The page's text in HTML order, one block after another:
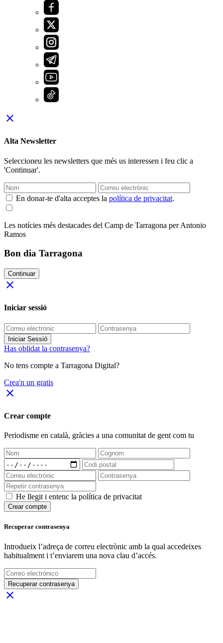
close
Alta Newsletter
Seleccioneu les newsletters que més us interessen i feu clic a
'Continuar'.
En donar-te d'alta acceptes la política de privacitat.
Les notícies més destacades del Camp de Tarragona per Antonio
Ramos
Bon dia Tarragona
Continuar
close
Iniciar sessió
Iniciar Sessió
Has oblidat la contrasenya?
No tens compte a Tarragona Digital?
Crea'n un gratis
close
Crear compte
Periodisme en català, gràcies a una comunitat de gent com tu
He llegit i entenc la política de privacitat
Crear compte
Recuperar contrasenya
Introdueix l’adreça de correu electrònic amb la qual accedeixes
habitualment i t’enviarem una nova clau d’accés.
Recuperar contrasenya
close